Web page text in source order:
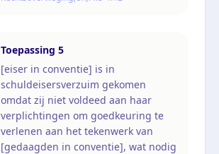
Toepassing 5
[eiser in conventie] is in
schuldeisersverzuim gekomen
omdat zij niet voldeed aan haar
verplichtingen om goedkeuring te
verlenen aan het tekenwerk van
[gedaagden in conventie], wat nodig